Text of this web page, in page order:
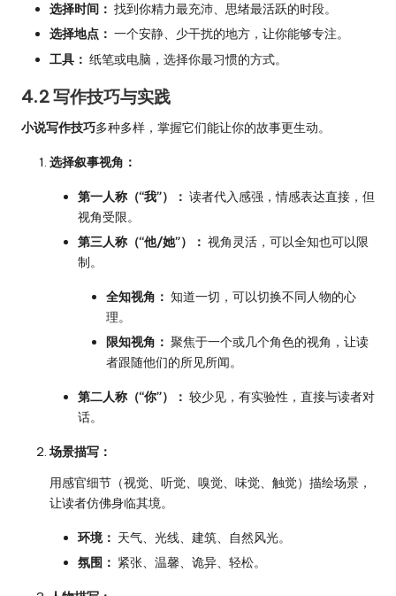
选择时间： 找到你精力最充沛、思绪最活跃的时段。
选择地点： 一个安静、少干扰的地方，让你能够专注。
工具： 纸笔或电脑，选择你最习惯的方式。
4.2 写作技巧与实践
小说写作技巧多种多样，掌握它们能让你的故事更生动。
选择叙事视角：
第一人称（“我”）： 读者代入感强，情感表达直接，但
视角受限。
第三人称（“他/她”）： 视角灵活，可以全知也可以限
制。
全知视角： 知道一切，可以切换不同人物的心
理。
限知视角： 聚焦于一个或几个角色的视角，让读
者跟随他们的所见所闻。
第二人称（“你”）： 较少见，有实验性，直接与读者对
话。
场景描写：
用感官细节（视觉、听觉、嗅觉、味觉、触觉）描绘场景，
让读者仿佛身临其境。
环境： 天气、光线、建筑、自然风光。
氛围： 紧张、温馨、诡异、轻松。